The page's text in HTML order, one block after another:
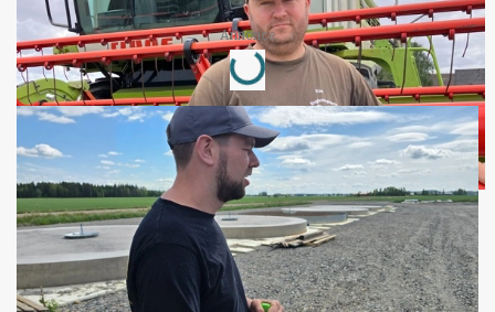
Annonce
Loading...